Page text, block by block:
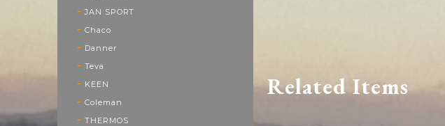
Related Items
JAN SPORT
Chaco
Danner
Teva
KEEN
Coleman
THERMOS